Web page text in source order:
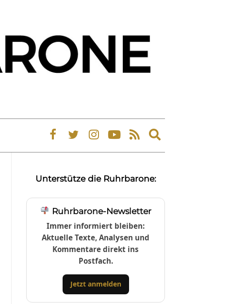
Expand
search
Unterstütze die Ruhrbarone:
Ruhrbarone-Newsletter
Immer informiert bleiben:
Aktuelle Texte, Analysen und
Kommentare direkt ins
Postfach.
Jetzt anmelden